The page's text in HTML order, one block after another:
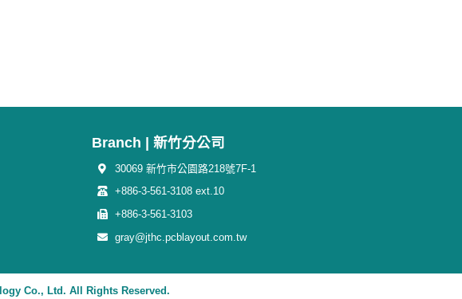
Branch | 新竹分公司
30069 新竹市公園路218號7F-1
+886-3-561-3108 ext.10
+886-3-561-3103
gray@jthc.pcblayout.com.tw
Co., Ltd. All Rights Reserved.